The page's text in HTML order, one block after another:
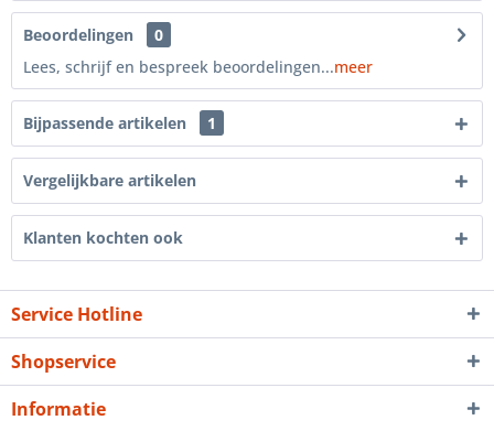
Beoordelingen
0
Lees, schrijf en bespreek beoordelingen...meer
Bijpassende artikelen 1
Vergelijkbare artikelen
Klanten kochten ook
Service Hotline
Shopservice
Informatie